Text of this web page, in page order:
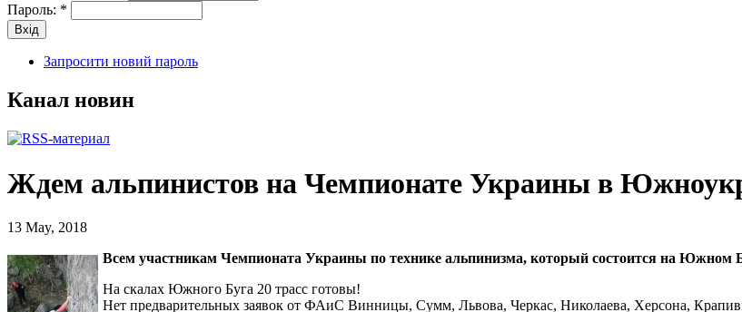
Пароль: *
Запросити новий пароль
Канал новин
Ждем альпинистов на Чемпионате Украины в
13 May, 2018
Всем участникам Чемпионата Украины по технике альпинизма, который состоится на Южном
На скалах Южного Буга 20 трасс готовы!
Нет предварительных заявок от ФАиС Винницы, Сумм, Львова, Черкас, Николаева, Херсона,